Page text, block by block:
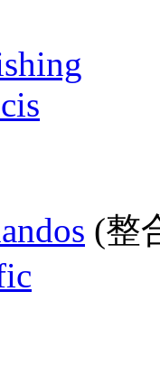
(整